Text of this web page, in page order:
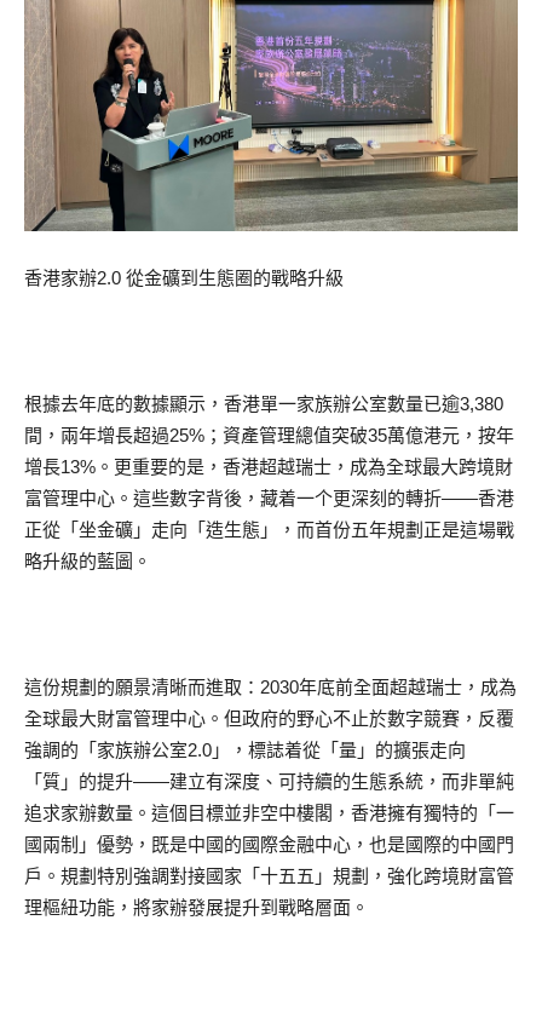
香港家辦2.0 從金礦到生態圈的戰略升級
根據去年底的數據顯示，香港單一家族辦公室數量已逾3,380
間，兩年增長超過25%；資產管理總值突破35萬億港元，按年
增長13%。更重要的是，香港超越瑞士，成為全球最大跨境財
富管理中心。這些數字背後，藏着一个更深刻的轉折——香港
正從「坐金礦」走向「造生態」，而首份五年規劃正是這場戰
略升級的藍圖。
這份規劃的願景清晰而進取：2030年底前全面超越瑞士，成為
全球最大財富管理中心。但政府的野心不止於數字競賽，反覆
強調的「家族辦公室2.0」，標誌着從「量」的擴張走向
「質」的提升——建立有深度、可持續的生態系統，而非單純
追求家辦數量。這個目標並非空中樓閣，香港擁有獨特的「一
國兩制」優勢，既是中國的國際金融中心，也是國際的中國門
戶。規劃特別強調對接國家「十五五」規劃，強化跨境財富管
理樞紐功能，將家辦發展提升到戰略層面。